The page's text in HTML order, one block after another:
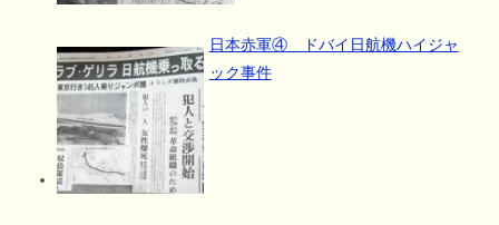
日本赤軍④ ドバイ日航機ハイジャ
ック事件